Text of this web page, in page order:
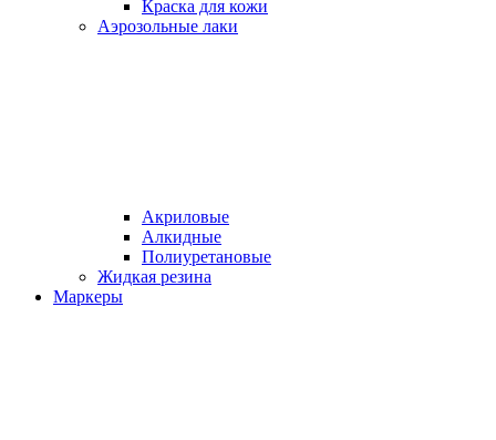
Краска для кожи
Аэрозольные лаки
Акриловые
Алкидные
Полиуретановые
Жидкая резина
Маркеры